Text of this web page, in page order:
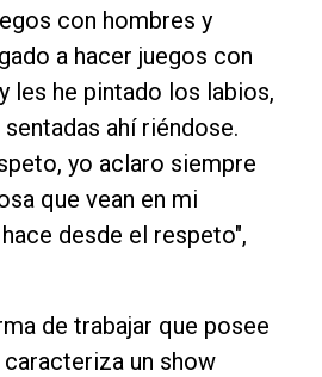
con hombres y
a hacer juegos con
les he pintado los labios,
ahí riéndose.
yo aclaro siempre
que vean en mi
desde el respeto",
de trabajar que posee
un show